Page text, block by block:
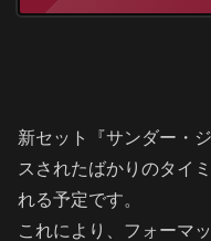
新セット『サンダー・
スされたばかりのタイ
れる予定です。
これにより、フォーマ